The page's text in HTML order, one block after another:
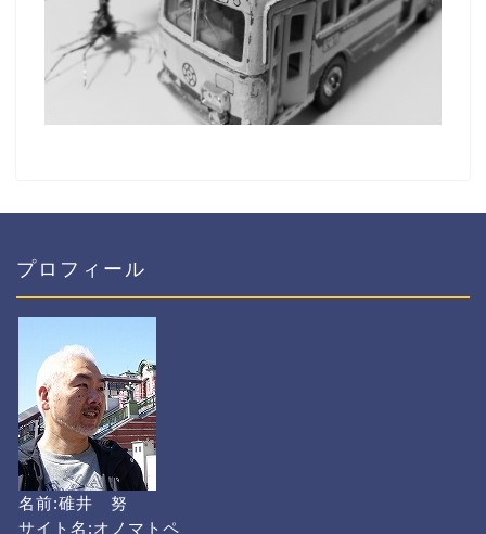
プロフィール
名前:碓井 努
サイト名:オノマトペ